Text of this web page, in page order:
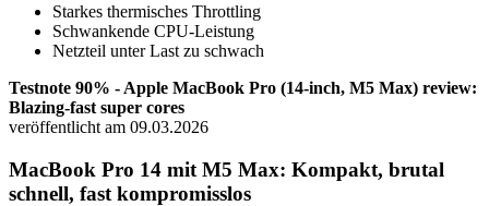
Starkes thermisches Throttling
Schwankende CPU-Leistung
Netzteil unter Last zu schwach
Testnote 90% - Apple MacBook Pro (14-inch, M5 Max) review:
Blazing-fast super cores
veröffentlicht am 09.03.2026
MacBook Pro 14 mit M5 Max: Kompakt, brutal
schnell, fast kompromisslos